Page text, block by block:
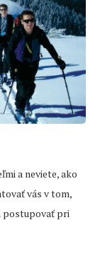
a neviete, ako
vás v tom,
postupovať pri